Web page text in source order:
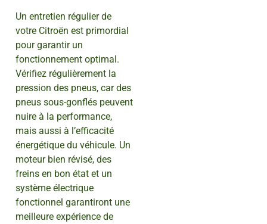
Un entretien régulier de
votre Citroën est primordial
pour garantir un
fonctionnement optimal.
Vérifiez régulièrement la
pression des pneus, car des
pneus sous-gonflés peuvent
nuire à la performance,
mais aussi à l’efficacité
énergétique du véhicule. Un
moteur bien révisé, des
freins en bon état et un
système électrique
fonctionnel garantiront une
meilleure expérience de